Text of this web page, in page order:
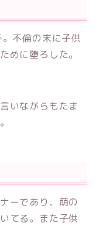
不倫の末に子供
めに堕ろした。
いながらもたま
ーであり、萌の
てる。また子供